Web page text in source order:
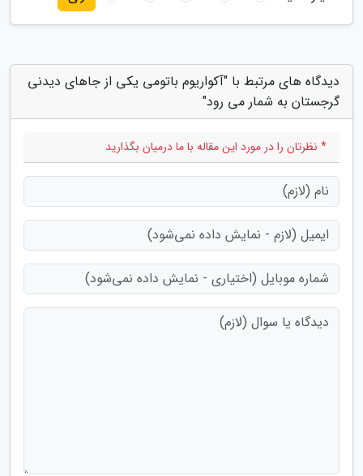
دیدگاه های مرتبط با "آکواریوم باتومی یکی از جاهای دیدنی
گرجستان به شمار می رود"
* نظرتان را در مورد این مقاله با ما درمیان بگذارید